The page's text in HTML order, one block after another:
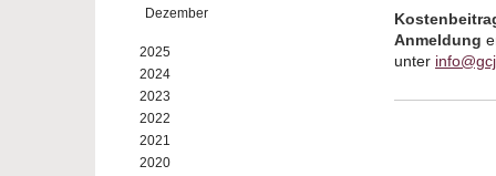
Dezember
2025
2024
2023
2022
2021
2020
Anmeldung
unter